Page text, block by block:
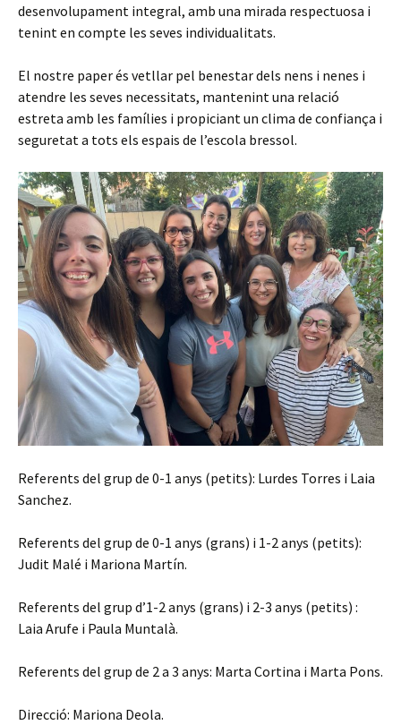
desenvolupament integral, amb una mirada respectuosa i
tenint en compte les seves individualitats.
El nostre paper és vetllar pel benestar dels nens i nenes i
atendre les seves necessitats, mantenint una relació
estreta amb les famílies i propiciant un clima de confiança i
seguretat a tots els espais de l’escola bressol.
Referents del grup de 0-1 anys (petits): Lurdes Torres i Laia
Sanchez.
Referents del grup de 0-1 anys (grans) i 1-2 anys (petits):
Judit Malé i Mariona Martín.
Referents del grup d’1-2 anys (grans) i 2-3 anys (petits) :
Laia Arufe i Paula Muntalà.
Referents del grup de 2 a 3 anys: Marta Cortina i Marta Pons.
Direcció: Mariona Deola.